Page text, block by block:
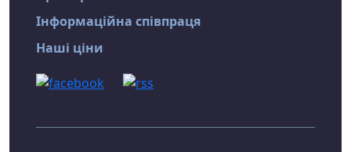
Інформаційна співпраця
Наші ціни